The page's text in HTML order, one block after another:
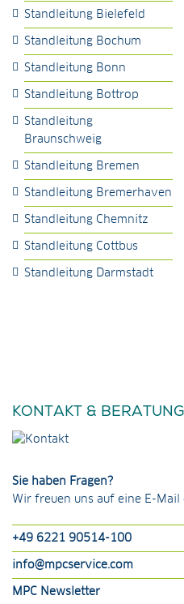
Standleitung Bielefeld
Standleitung Bochum
Standleitung Bonn
Standleitung Bottrop
Standleitung
Braunschweig
Standleitung Bremen
Standleitung Bremerhaven
Standleitung Chemnitz
Standleitung Cottbus
Standleitung Darmstadt
KONTAKT & BERATUNG
Sie haben Fragen?
Wir freuen uns auf eine E-
+49 6221 90514-100
info@mpcservice.com
MPC Newsletter